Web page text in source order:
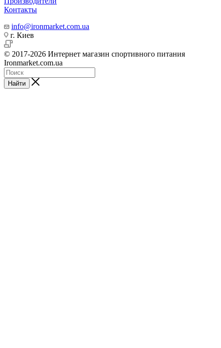
Контакты
info@ironmarket.com.ua
г. Киев
© 2017-2026 Интернет магазин спортивного питания
Ironmarket.com.ua
Найти